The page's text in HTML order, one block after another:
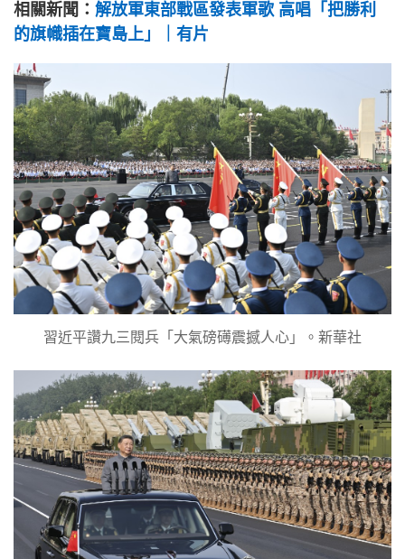
相關新聞： 解放軍東部戰區發表軍歌 高唱「把勝利
的旗幟插在寶島上」｜有片
習近平讚九三閱兵「大氣磅礡震撼人心」。新華社